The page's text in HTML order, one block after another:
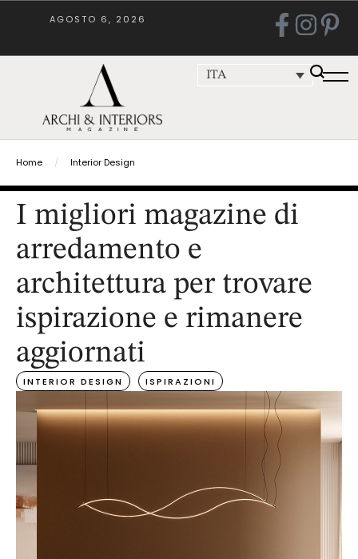
AGOSTO 6, 2026
ITA
Home / Interior Design
I migliori magazine di
arredamento e
architettura per trovare
ispirazione e rimanere
aggiornati
INTERIOR DESIGN ISPIRAZIONI